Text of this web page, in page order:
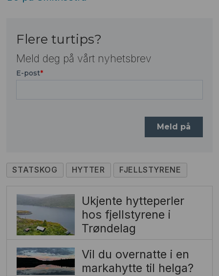
Flere turtips?
Meld deg på vårt nyhetsbrev
STATSKOG HYTTER FJELLSTYRENE
Ukjente hytteperler
hos fjellstyrene i
Trøndelag
Vil du overnatte i en
markahytte til helga?